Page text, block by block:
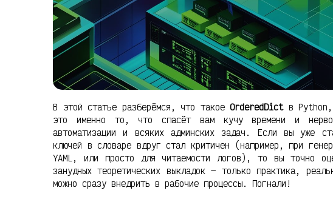
В этой статье разберёмся, что такоеOrderedDictв Python,
это именно то, что спасёт вам кучу времени и
автоматизации и всяких админских задач. Если вы уже
ключей в словаре вдруг стал критичен (например, при
YAML, или просто для читаемости логов), то вы точно
занудных теоретических выкладок — только практика,
можно сразу внедрить в рабочие процессы. Погнали!